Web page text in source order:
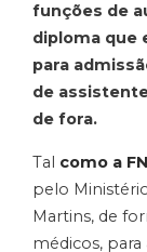
funções de
diploma que
para
de
de fora.
Tal como a
pelo
Martins, de
médicos,